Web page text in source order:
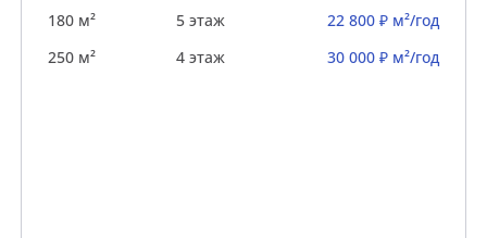
180 м²
5 этаж
22 800 ₽ м²/год
250 м²
4 этаж 30 000 ₽ м²/год